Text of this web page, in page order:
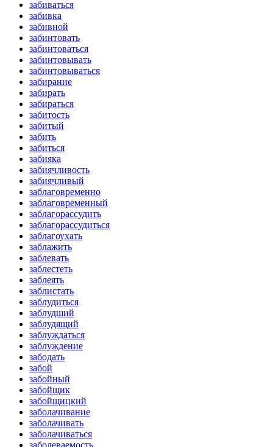
забиваться
забивка
забивной
забинтовать
забинтоваться
забинтовывать
забинтовываться
забирание
забирать
забираться
забитость
забитый
забить
забиться
забияка
забиячливость
забиячливый
заблаговременно
заблаговременный
заблагорассудить
заблагорассудиться
заблагоухать
заблажить
заблевать
заблестеть
заблеять
заблистать
заблудиться
заблудший
заблудящий
заблуждаться
заблуждение
забодать
забой
забойный
забойщик
забойщицкий
заболачивание
заболачивать
заболачиваться
заболеваемость